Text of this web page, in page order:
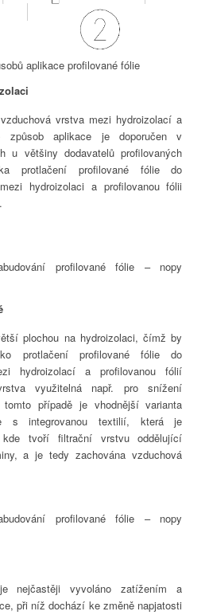
aplikace profilované fólie
vrstva mezi hydroizolací a
způsob aplikace je doporučen v
u většiny dodavatelů profilovaných
protlačení profilované fólie do
hydroizolaci a profilovanou fólii
profilované fólie – nopy
plochou na hydroizolaci, čímž by
protlačení profilované fólie do
hydroizolací a profilovanou fólií
využitelná např. pro snížení
případě je vhodnější varianta
s integrovanou textilií, která je
kde tvoří filtrační vrstvu oddělující
a je tedy zachována vzduchová
profilované fólie – nopy
nejčastěji vyvoláno zatížením a
při níž dochází ke změně napjatosti